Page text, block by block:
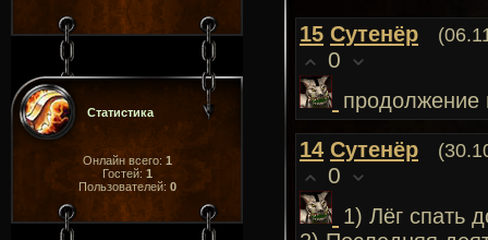
Статистика
Онлайн всего: 1
Гостей: 1
Пользователей: 0
15 Сутенёр
0
продолжение
14 Сутенёр
0
1) Лёг спать